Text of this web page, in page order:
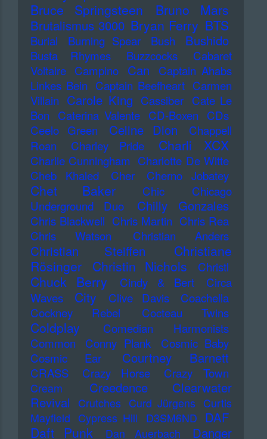
Bruce Springsteen Bruno Mars
Brutalismus 3000 Bryan Ferry BTS
Burial Burning Spear Bush Bushido
Busta Rhymes Buzzcocks
Cabaret
Voltaire Campino Can
Captain Ahabs
Linkes Bein Captain Beefheart Carmen
Villain Carole King Cassiber Cate Le
Bon
Caterina Valente CD-Boxen
CDs
Ceelo Green
Celine Dion
Chappell
Roan
Charley Pride Charli XCX
Charlie Cunningham Charlotte De Witte
Cheb Khaled
Cher Cherno Jobatey
Chet Baker Chic
Chicago
Underground Duo
Chilly Gonzales
Chris Blackwell Chris Martin Chris Rea
Chris Watson
Christian Anders
Christian Steiffen
Christiane
Rösinger
Christin Nichols Christl
Chuck Berry Cindy & Bert
Circa
Waves
City Clive Davis
Coachella
Cockney Rebel
Cocteau Twins
Coldplay
Comedian Harmonists
Common
Conny Plank
Cosmic Baby
Cosmic Ear
Courtney Barnett
CRASS Crazy Horse Crazy Town
Cream
Creedence Clearwater
Revival
Crutches Curd Jürgens Curtis
Mayfield Cypress Hill D3SM6ND DAF
Daft Punk Dan Auerbach Danger